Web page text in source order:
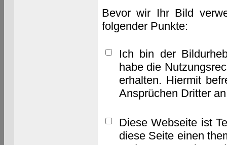
Bevor wir Ihr Bild
folgender Punkte:
Ich bin der
habe die
erhalten. Hiermit
Ansprüchen Dritter
Diese Webseite ist
diese Seite einen